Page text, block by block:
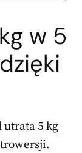
w 5
utrata 5 kg